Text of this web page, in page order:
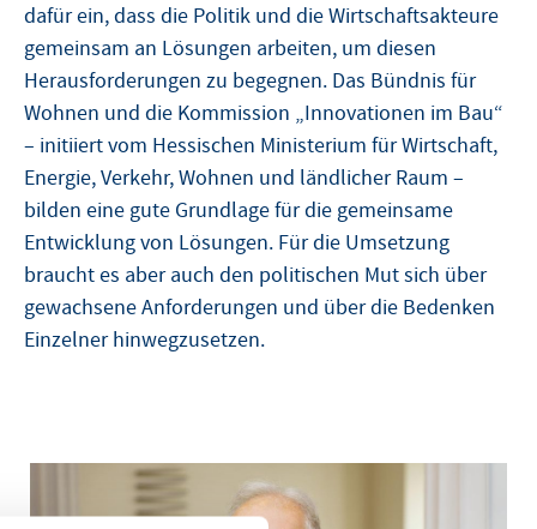
dafür ein, dass die Politik und die Wirtschaftsakteure
gemeinsam an Lösungen arbeiten, um diesen
Herausforderungen zu begegnen. Das Bündnis für
Wohnen und die Kommission „Innovationen im Bau“
– initiiert vom Hessischen Ministerium für Wirtschaft,
Energie, Verkehr, Wohnen und ländlicher Raum –
bilden eine gute Grundlage für die gemeinsame
Entwicklung von Lösungen. Für die Umsetzung
braucht es aber auch den politischen Mut sich über
gewachsene Anforderungen und über die Bedenken
Einzelner hinwegzusetzen.